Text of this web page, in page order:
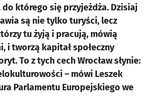
do którego się przyjeżdża. Dzisiaj
są nie tylko turyści, lecz
tu żyją i pracują, mówią
i tworzą kapitał społeczny
To z tych cech Wrocław słynie:
– mówi Leszek
Parlamentu Europejskiego we